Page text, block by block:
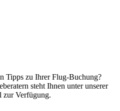
Tipps zu Ihrer Flug-Buchung?
steht Ihnen unter unserer
zur Verfügung.